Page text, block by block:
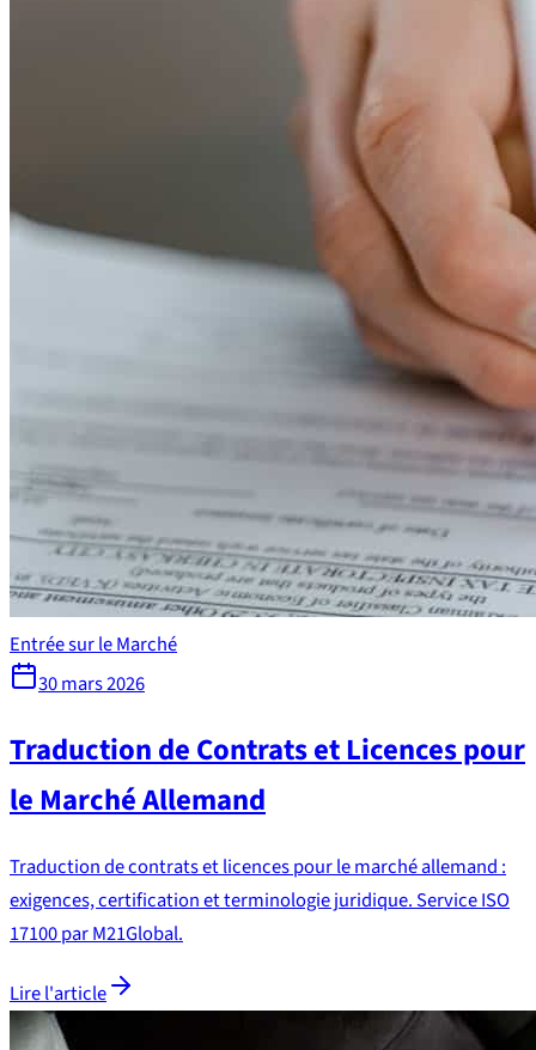
Entrée sur le Marché
30 mars 2026
Traduction de Contrats et Licences pour
le Marché Allemand
Traduction de contrats et licences pour le marché allemand :
exigences, certification et terminologie juridique. Service ISO
17100 par M21Global.
Lire l'article